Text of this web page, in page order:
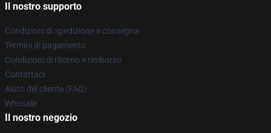
Il nostro supporto
Condizioni di spedizione e consegna
Termini di pagamento
Condizioni di ritorno e rimborso
Contattaci
Aiuto del cliente (FAQ)
Whosale
Il nostro negozio